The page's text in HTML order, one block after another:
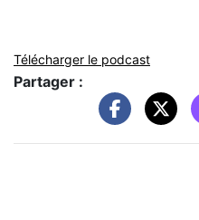
Télécharger le podcast
Partager :